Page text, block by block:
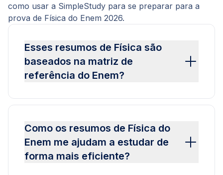
como usar a SimpleStudy para se preparar para a
prova de Física do Enem 2026.
Esses resumos de Física são
baseados na matriz de
referência do Enem?
Como os resumos de Física do
Enem me ajudam a estudar de
forma mais eficiente?